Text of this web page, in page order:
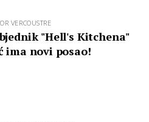
VERCOUSTRE
"Hell's Kitchena"
ima novi posao!